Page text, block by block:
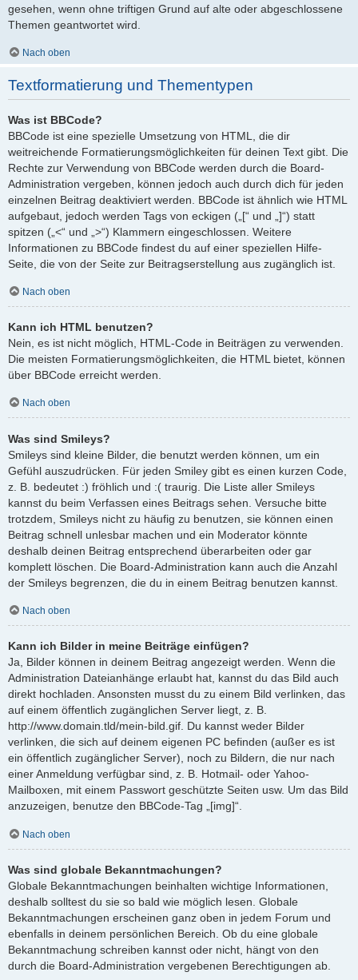
gesehen, wenn ohne triftigen Grund auf alte oder abgeschlossene
Themen geantwortet wird.
Nach oben
Textformatierung und Thementypen
Was ist BBCode?
BBCode ist eine spezielle Umsetzung von HTML, die dir
weitreichende Formatierungsmöglichkeiten für deinen Text gibt. Die
Rechte zur Verwendung von BBCode werden durch die Board-
Administration vergeben, können jedoch auch durch dich für jeden
einzelnen Beitrag deaktiviert werden. BBCode ist ähnlich wie HTML
aufgebaut, jedoch werden Tags von eckigen („[“ und „]“) statt
spitzen („<“ und „>“) Klammern eingeschlossen. Weitere
Informationen zu BBCode findest du auf einer speziellen Hilfe-
Seite, die von der Seite zur Beitragserstellung aus zugänglich ist.
Nach oben
Kann ich HTML benutzen?
Nein, es ist nicht möglich, HTML-Code in Beiträgen zu verwenden.
Die meisten Formatierungsmöglichkeiten, die HTML bietet, können
über BBCode erreicht werden.
Nach oben
Was sind Smileys?
Smileys sind kleine Bilder, die benutzt werden können, um ein
Gefühl auszudrücken. Für jeden Smiley gibt es einen kurzen Code,
z. B. bedeutet :) fröhlich und :( traurig. Die Liste aller Smileys
kannst du beim Verfassen eines Beitrags sehen. Versuche bitte
trotzdem, Smileys nicht zu häufig zu benutzen, sie können einen
Beitrag schnell unlesbar machen und ein Moderator könnte
deshalb deinen Beitrag entsprechend überarbeiten oder gar
komplett löschen. Die Board-Administration kann auch die Anzahl
der Smileys begrenzen, die du in einem Beitrag benutzen kannst.
Nach oben
Kann ich Bilder in meine Beiträge einfügen?
Ja, Bilder können in deinem Beitrag angezeigt werden. Wenn die
Administration Dateianhänge erlaubt hat, kannst du das Bild auch
direkt hochladen. Ansonsten musst du zu einem Bild verlinken, das
auf einem öffentlich zugänglichen Server liegt, z. B.
http://www.domain.tld/mein-bild.gif. Du kannst weder Bilder
verlinken, die sich auf deinem eigenen PC befinden (außer es ist
ein öffentlich zugänglicher Server), noch zu Bildern, die nur nach
einer Anmeldung verfügbar sind, z. B. Hotmail- oder Yahoo-
Mailboxen, mit einem Passwort geschützte Seiten usw. Um das Bild
anzuzeigen, benutze den BBCode-Tag „[img]“.
Nach oben
Was sind globale Bekanntmachungen?
Globale Bekanntmachungen beinhalten wichtige Informationen,
deshalb solltest du sie so bald wie möglich lesen. Globale
Bekanntmachungen erscheinen ganz oben in jedem Forum und
ebenfalls in deinem persönlichen Bereich. Ob du eine globale
Bekanntmachung schreiben kannst oder nicht, hängt von den
durch die Board-Administration vergebenen Berechtigungen ab.